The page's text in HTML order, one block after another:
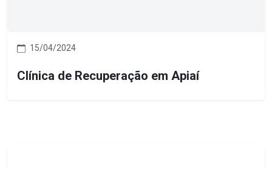
15/04/2024
Clínica de Recuperação em Apiaí